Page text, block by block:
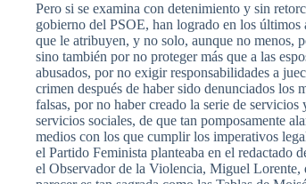
Pero si se examina con detenimiento y sin
gobierno del PSOE, han logrado en los
que le atribuyen, y no solo, aunque no menos,
sino también por no proteger más que a las
abusados, por no exigir responsabilidades a
crimen después de haber sido denunciados los
falsas, por no haber creado la serie de
servicios sociales, de que tan pomposamente
medios con los que cumplir los imperativos
el Partido Feminista planteaba en el redactado
el Observador de la Violencia, Miguel Lorente,